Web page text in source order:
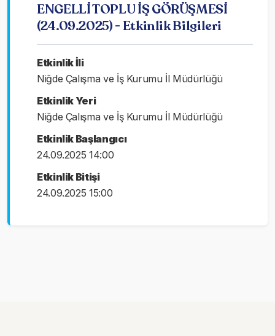
ENGELLİ TOPLU İŞ GÖRÜŞMESİ
(24.09.2025) - Etkinlik Bilgileri
Etkinlik İli
Niğde Çalışma ve İş Kurumu İl Müdürlüğü
Etkinlik Yeri
Niğde Çalışma ve İş Kurumu İl Müdürlüğü
Etkinlik Başlangıcı
24.09.2025 14:00
Etkinlik Bitişi
24.09.2025 15:00